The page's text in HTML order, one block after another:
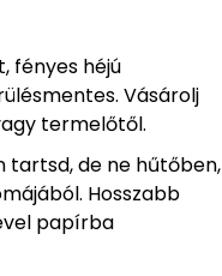
fényes héjú
Vásárolj
termelőtől.
tartsd, de ne hűtőben,
Hosszabb
papírba